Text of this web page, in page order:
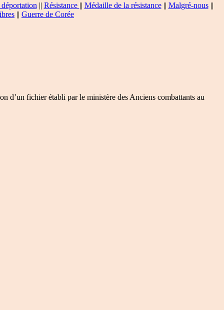
|| Résistance || Médaille de la résistance|| Malgré-nous||
|| Guerre de Corée
d’un fichier établi par le ministère des Anciens combattants au